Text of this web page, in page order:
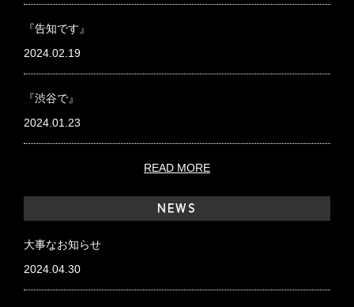
『告知です』
2024.02.19
『渋谷で』
2024.01.23
READ MORE
NEWS
大事なお知らせ
2024.04.30